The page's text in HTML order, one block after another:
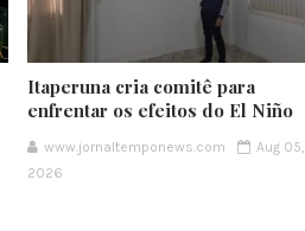
Itaperuna cria comitê para
enfrentar os efeitos do El Niño
www.jornaltemponews.com
Aug 05,
2026